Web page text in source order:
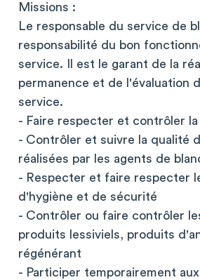
Missions :
Le responsable du service de
responsabilité du bon
service. Il est le garant de la
permanence et de l'évaluation
service.
- Faire respecter et contrôler
- Contrôler et suivre la qualité
réalisées par les agents de
- Respecter et faire respecter
d'hygiène et de sécurité
- Contrôler ou faire contrôler
produits lessiviels, produits
régénérant
- Participer temporairement